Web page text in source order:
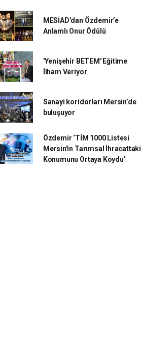
MESİAD’dan Özdemir’e
Anlamlı Onur Ödülü
'Yenişehir BETEM' Eğitime
İlham Veriyor
Sanayi koridorları Mersin’de
buluşuyor
Özdemir ‘TİM 1000 Listesi
Mersin'in Tarımsal İhracattaki
Konumunu Ortaya Koydu’